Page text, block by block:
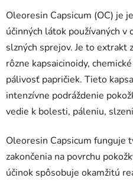
Oleoresin Capsicum (OC) je
účinných látok používaných v
slzných sprejov. Je to extrakt
rôzne kapsaicinoidy,
pálivosť papričiek. Tieto
intenzívne podráždenie
vedie k bolesti, páleniu,
Oleoresin Capsicum funguje
zakončenia na povrchu
účinok spôsobuje okamžitú